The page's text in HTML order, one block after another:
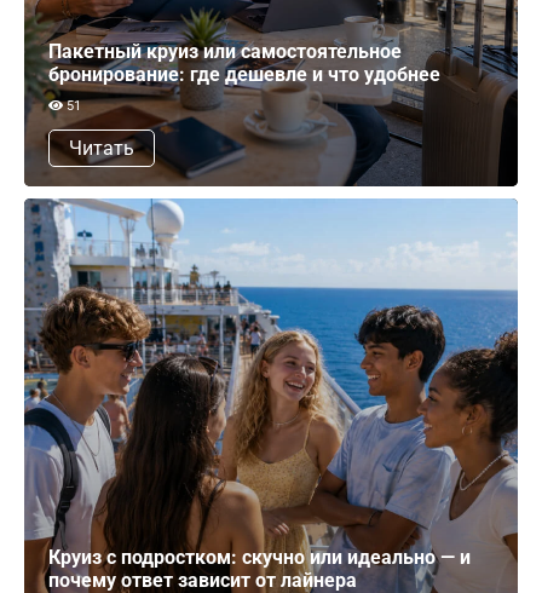
Пакетный круиз или самостоятельное
бронирование: где дешевле и что удобнее
51
Читать
Круиз с подростком: скучно или идеально — и
почему ответ зависит от лайнера